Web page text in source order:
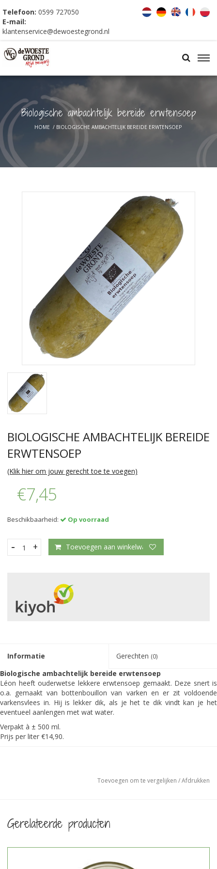
Telefoon: 0599 727050
E-mail:
klantenservice@dewoestegrond.nl
Biologische ambachtelijk bereide erwtensoep
HOME / BIOLOGISCHE AMBACHTELIJK BEREIDE ERWTENSOEP
BIOLOGISCHE AMBACHTELIJK BEREIDE
ERWTENSOEP
(Klik hier om jouw gerecht toe te voegen)
€7,45
Beschikbaarheid: Op voorraad
+
- Toevoegen aan winkelwagen
Informatie Gerechten (0)
Biologische ambachtelijk bereide erwtensoep
Léon heeft ouderwetse lekkere erwtensoep gemaakt. Deze snert is
o.a. gemaakt van bottenbouillon van varken en er zit voldoende
varkensvlees in. Hij is lekker dik, als je het te dik vindt kan je het
eventueel aanlengen met wat water.
Verpakt à ± 500 ml.
Prijs per liter €14,90.
LET OP: Dit product kan kleine botjes bevatten.
Doe de erwtensoep in een pan, leng eventueel aan met wat water
en verwarm deze langzaam. Goed roeren!
koken!) en dan ±15 minuten verwarmen. LET OP!!! De darm staat wel
Toevoegen om te vergelijken /Afdrukken
Gerelateerde producten